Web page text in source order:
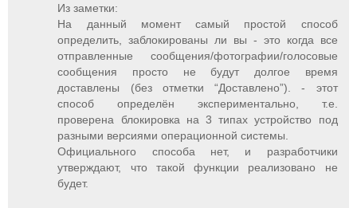
Из заметки:
На данный момент самый простой способ
определить, заблокированы ли вы - это когда все
отправленные сообщения/фотографии/голосовые
сообщения просто не будут долгое время
доставлены (без отметки “Доставлено”). - этот
способ определён экспериментально, т.е.
проверена блокировка на 3 типах устройство под
разными версиями операционной системы.
Официального способа нет, и разработчики
утверждают, что такой функции реализовано не
будет.